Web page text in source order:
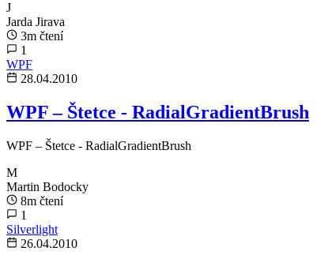
J
Jarda Jirava
3m čtení
1
WPF
28.04.2010
WPF – Štetce - RadialGradientBrush
WPF – Štetce - RadialGradientBrush
M
Martin Bodocky
8m čtení
1
Silverlight
26.04.2010